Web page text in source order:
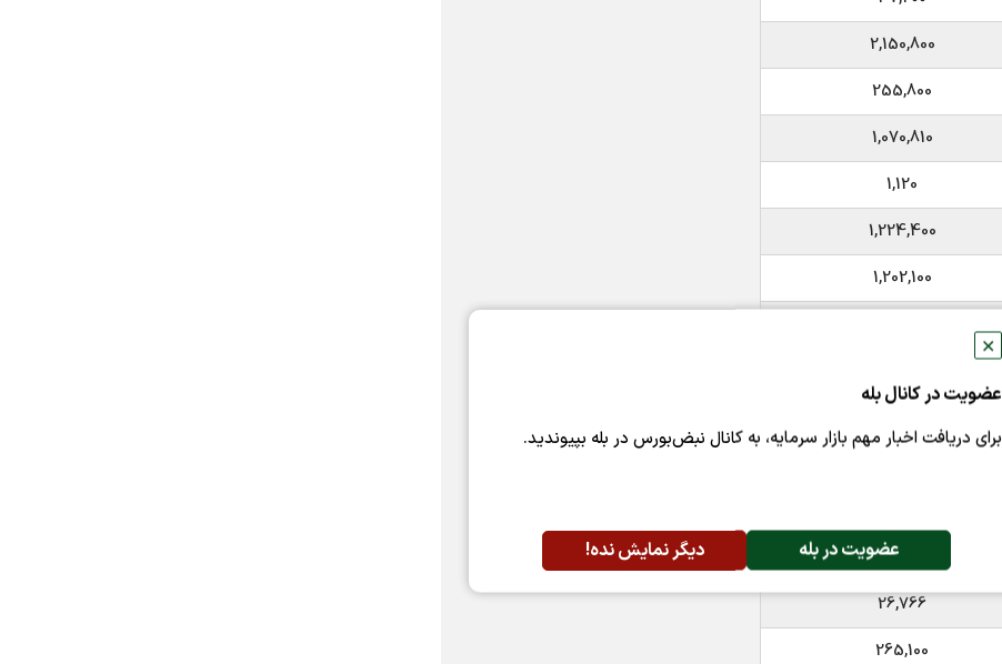
✕
عضویت در کانال بله
برای دریافت اخبار مهم بازار سرمایه، به کانال نبض‌بورس در بله بپیوندید.
عضویت در بله دیگر نمایش نده!
2,150,800
255,800
1,070,810
1,120
1,224,400
1,202,100
13,677
26,766
265,100